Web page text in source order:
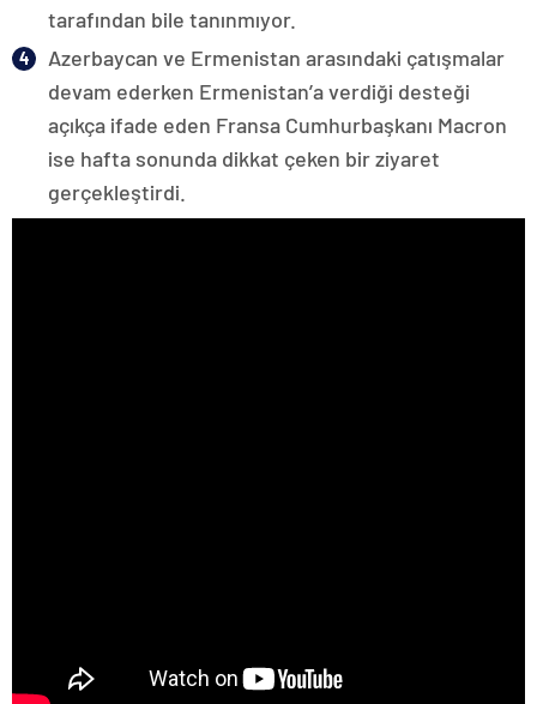
tarafından bile tanınmıyor.
Azerbaycan ve Ermenistan arasındaki çatışmalar
devam ederken Ermenistan’a verdiği desteği
açıkça ifade eden Fransa Cumhurbaşkanı Macron
ise hafta sonunda dikkat çeken bir ziyaret
gerçekleştirdi.